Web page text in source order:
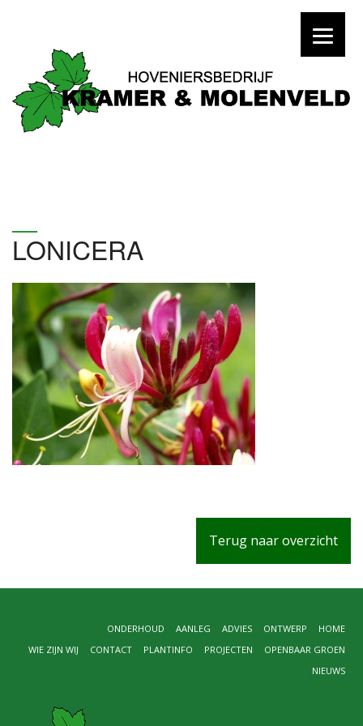
LONICERA
Terug naar overzicht
HOME
ONTWERP
ADVIES
AANLEG
ONDERHOUD
OPENBAAR GROEN
PROJECTEN
PLANTINFO
CONTACT
WIE ZIJN WIJ
NIEUWS